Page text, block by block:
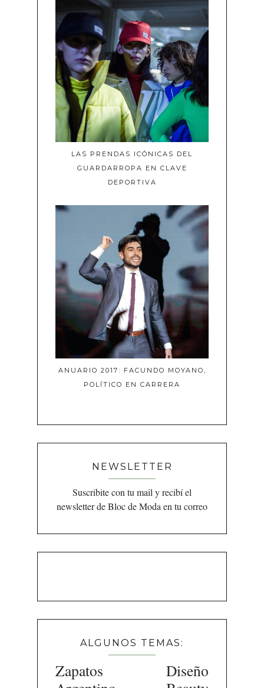
LAS PRENDAS ICÓNICAS DEL
GUARDARROPA EN CLAVE
DEPORTIVA
ANUARIO 2017: FACUNDO MOYANO,
POLÍTICO EN CARRERA
NEWSLETTER
Suscribite con tu mail y recibí el
newsletter de Bloc de Moda en tu correo
ALGUNOS TEMAS:
Zapatos
Diseño